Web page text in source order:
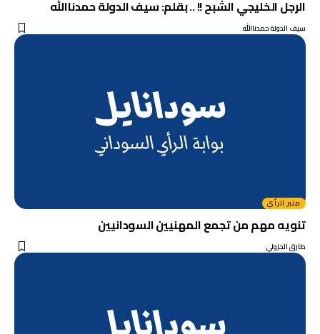
الرجل الخليجي الشبح !! .. بقلم: سيف الدولة حمدناالله
سيف الدولة حمدناالله
منبر الرأي
تنويه مهم من تجمع المهنيين السودانيين
طارق الجزولي